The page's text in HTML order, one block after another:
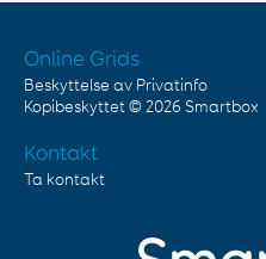
Online Grids
Beskyttelse av Privatinfo
Kopibeskyttet © 2026 Smartbox
Kontakt
Ta kontakt